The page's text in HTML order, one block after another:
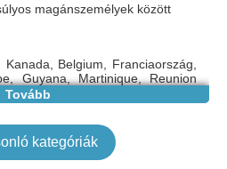
magánszemélyek között
Belgium, Franciaország,
Guyana, Martinique, Reunion
5000 € -tól 15 000 000 € -ig
minden olyan személynek, aki
Tovább
kategóriák